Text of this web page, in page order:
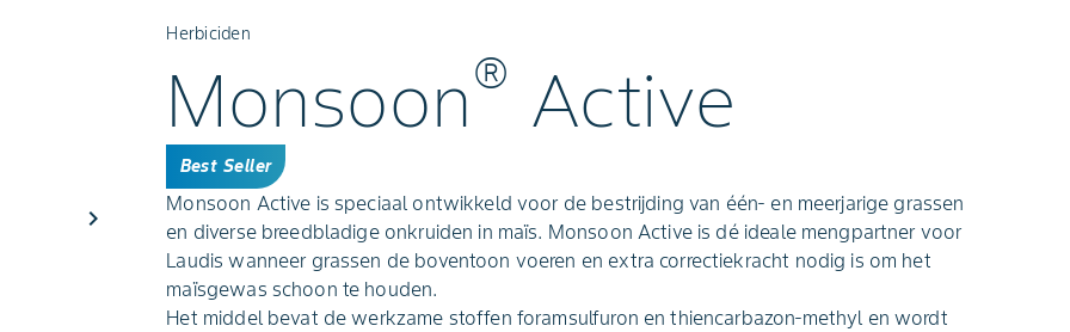
chevron_right
Herbiciden
Monsoon® Active
Best Seller
Monsoon Active is speciaal ontwikkeld voor de bestrijding van één‑ en meerjarige grassen
en diverse breedbladige onkruiden in maïs. Monsoon Active is dé ideale mengpartner voor
Laudis wanneer grassen de boventoon voeren en extra correctiekracht nodig is om het
maïsgewas schoon te houden.
Het middel bevat de werkzame stoffen foramsulfuron en thiencarbazon‑methyl en wordt